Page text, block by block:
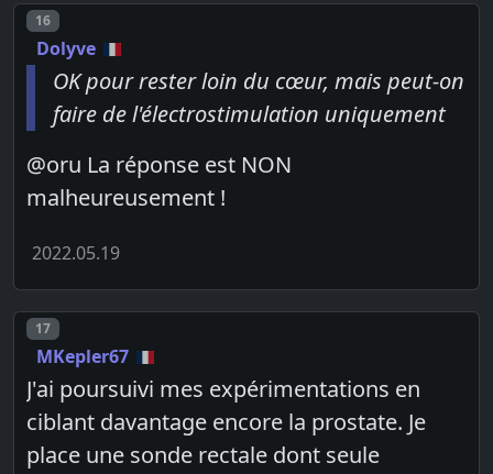
Post number
16
Dolyve
OK pour rester loin du cœur, mais peut-on
faire de l'électrostimulation uniquement
@oru La réponse est NON
malheureusement !
2022.05.19
Post number
17
MKepler67
J'ai poursuivi mes expérimentations en
ciblant davantage encore la prostate. Je
place une sonde rectale dont seule